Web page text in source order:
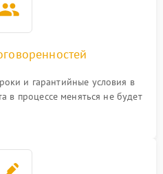
и гарантийные условия в
в процессе меняться не будет